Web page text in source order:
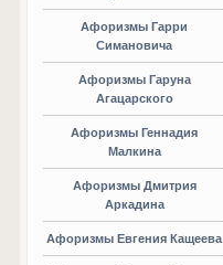
Афоризмы Гарри
Симановича
Афоризмы Гаруна
Агацарского
Афоризмы Геннадия
Малкина
Афоризмы Дмитрия
Аркадина
Афоризмы Евгения Кащеева